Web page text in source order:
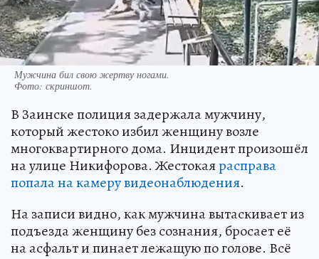
Мужчина бил свою жертву ногами.
Фото: скриншот.
В Заинске полиция задержала мужчину,
который жестоко избил женщину возле
многоквартирного дома. Инцидент произошёл
на улице Никифорова. Жестокаярасправа
попала на камеру видеонаблюдения.
На записи видно, как мужчина вытаскивает из
подъезда женщину без сознания, бросает её
на асфальт и пинает лежащую по голове. Всё